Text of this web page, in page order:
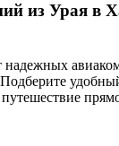
из Урая в
надежных